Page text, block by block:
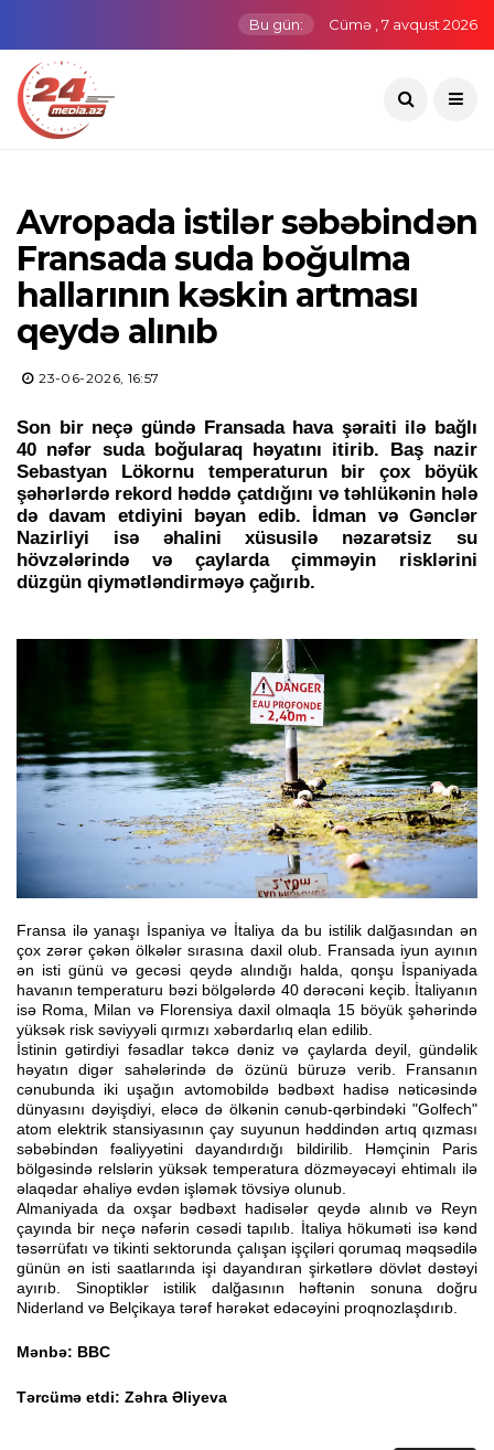
Bu gün: Cümə , 7 avqust 2026
Avropada istilər səbəbindən
Fransada suda boğulma
hallarının kəskin artması
qeydə alınıb
23-06-2026, 16:57
Son bir neçə gündə Fransada hava şəraiti ilə bağlı
40 nəfər suda boğularaq həyatını itirib. Baş nazir
Sebastyan Lökornu temperaturun bir çox böyük
şəhərlərdə rekord həddə çatdığını və təhlükənin hələ
də davam etdiyini bəyan edib. İdman və Gənclər
Nazirliyi isə əhalini xüsusilə nəzarətsiz su
hövzələrində və çaylarda çimməyin risklərini
düzgün qiymətləndirməyə çağırıb.
Fransa ilə yanaşı İspaniya və İtaliya da bu istilik dalğasından ən
çox zərər çəkən ölkələr sırasına daxil olub. Fransada iyun ayının
ən isti günü və gecəsi qeydə alındığı halda, qonşu İspaniyada
havanın temperaturu bəzi bölgələrdə 40 dərəcəni keçib. İtaliyanın
isə Roma, Milan və Florensiya daxil olmaqla 15 böyük şəhərində
yüksək risk səviyyəli qırmızı xəbərdarlıq elan edilib.
İstinin gətirdiyi fəsadlar təkcə dəniz və çaylarda deyil, gündəlik
həyatın digər sahələrində də özünü büruzə verib. Fransanın
cənubunda iki uşağın avtomobildə bədbəxt hadisə nəticəsində
dünyasını dəyişdiyi, eləcə də ölkənin cənub-qərbindəki "Golfech"
atom elektrik stansiyasının çay suyunun həddindən artıq qızması
səbəbindən fəaliyyətini dayandırdığı bildirilib. Həmçinin Paris
bölgəsində relslərin yüksək temperatura dözməyəcəyi ehtimalı ilə
əlaqədar əhaliyə evdən işləmək tövsiyə olunub.
Almaniyada da oxşar bədbəxt hadisələr qeydə alınıb və Reyn
çayında bir neçə nəfərin cəsədi tapılıb. İtaliya hökuməti isə kənd
təsərrüfatı və tikinti sektorunda çalışan işçiləri qorumaq məqsədilə
günün ən isti saatlarında işi dayandıran şirkətlərə dövlət dəstəyi
ayırıb. Sinoptiklər istilik dalğasının həftənin sonuna doğru
Niderland və Belçikaya tərəf hərəkət edəcəyini proqnozlaşdırıb.
Mənbə: BBC
Tərcümə etdi: Zəhra Əliyeva